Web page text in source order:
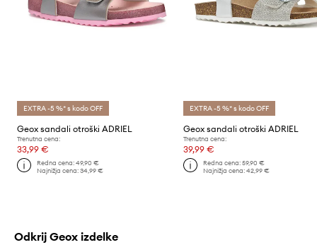
EXTRA -5 %* s kodo OFF
Geox sandali otroški ADRIEL
Trenutna cena:
33,99 €
Redna cena:49,90 €
Najnižja cena:34,99 €
EXTRA -5 %* s kodo OFF
Geox sandali otroški ADRIEL
Trenutna cena:
39,99 €
Redna cena: 59,90 €
Najnižja cena: 42,99 €
Odkrij Geox izdelke